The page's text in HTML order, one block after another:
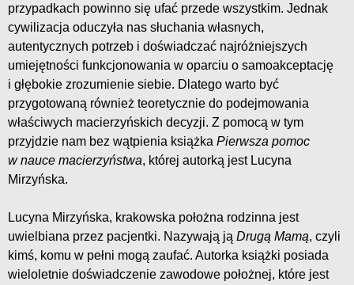
przypadkach powinno się ufać przede wszystkim. Jednak
cywilizacja oduczyła nas słuchania własnych,
autentycznych potrzeb i doświadczać najróżniejszych
umiejętności funkcjonowania w oparciu o samoakceptację
i głębokie zrozumienie siebie. Dlatego warto być
przygotowaną również teoretycznie do podejmowania
właściwych macierzyńskich decyzji. Z pomocą w tym
przyjdzie nam bez wątpienia książka Pierwsza pomoc
w nauce macierzyństwa, której autorką jest Lucyna
Mirzyńska.
Lucyna Mirzyńska, krakowska położna rodzinna jest
uwielbiana przez pacjentki. Nazywają ją Drugą Mamą, czyli
kimś, komu w pełni mogą zaufać. Autorka książki posiada
wieloletnie doświadczenie zawodowe położnej, które jest